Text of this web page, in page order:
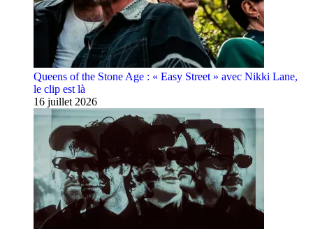
Queens of the Stone Age : « Easy Street » avec Nikki Lane,
le clip est là
16 juillet 2026